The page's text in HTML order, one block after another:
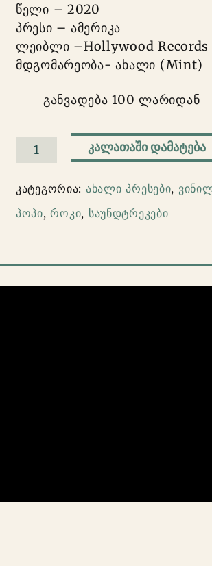
წელი – 2020
პრესი – ამერიკა
ლეიბლი –Hollywood Records
მდგომარეობა- ახალი (Mint)
განვადება 100 ლარიდან
რაოდენობა:
–
Guardians
ᲙᲐᲚᲐᲗᲐᲨᲘ ᲓᲐᲛᲐᲢᲔᲑᲐ
კატეგორია: ახალი პრესები,
პოპი,როკი, საუნდტრეკები